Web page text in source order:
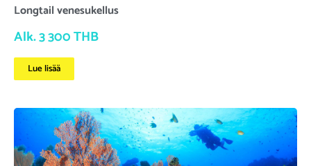
Longtail venesukellus
Alk. 3 300 THB
Lue lisää